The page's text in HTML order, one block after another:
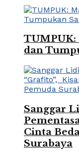
dan
Sanggar
Cinta
Surabaya